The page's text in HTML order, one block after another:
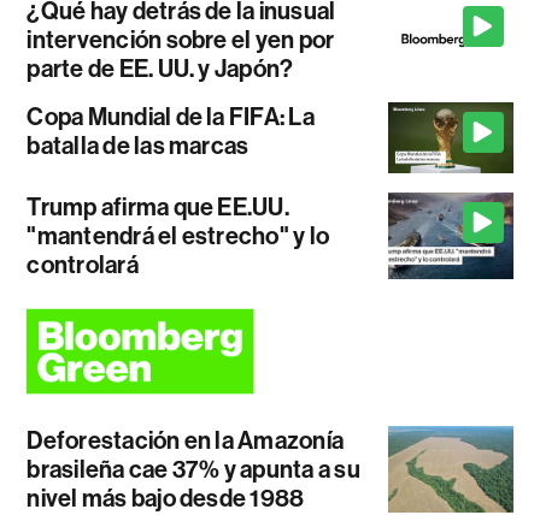
¿Qué hay detrás de la inusual
intervención sobre el yen por
parte de EE. UU. y Japón?
Copa Mundial de la FIFA: La
batalla de las marcas
Trump afirma que EE.UU.
"mantendrá el estrecho" y lo
controlará
Deforestación en la Amazonía
brasileña cae 37% y apunta a su
nivel más bajo desde 1988